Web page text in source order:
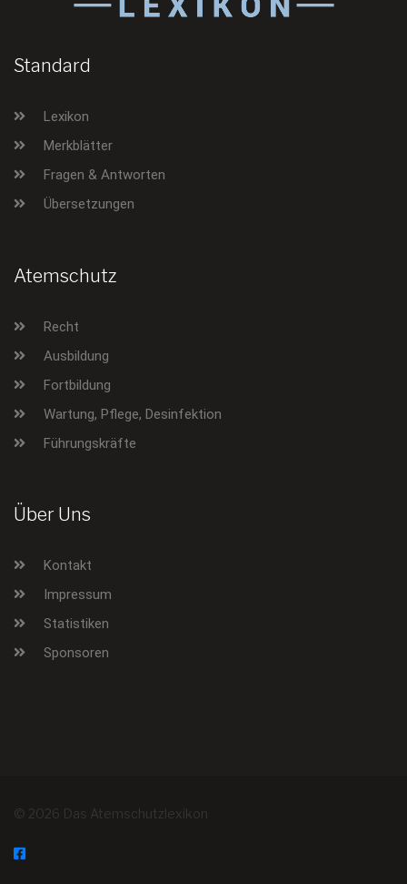
Standard
Lexikon
Merkblätter
Fragen & Antworten
Übersetzungen
Atemschutz
Recht
Ausbildung
Fortbildung
Wartung, Pflege, Desinfektion
Führungskräfte
Über Uns
Kontakt
Impressum
Statistiken
Sponsoren
© 2026 Das Atemschutzlexikon